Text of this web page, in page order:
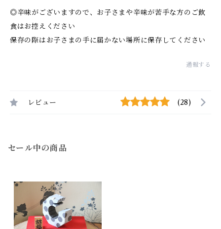
◎辛味がございますので、お子さまや辛味が苦手な方のご飲
食はお控えください
保存の際はお子さまの手に届かない場所に保存してください
通報する
レビュー (28)
セール中の商品